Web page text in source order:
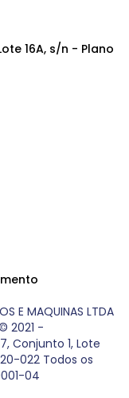
16A, s/n - Plano
E MAQUINAS LTDA
2021 -
Conjunto 1, Lote
022 Todos os
04